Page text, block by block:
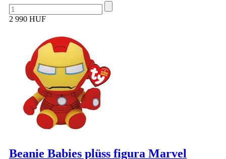
2 990 HUF
Beanie Babies plüss figura Marvel